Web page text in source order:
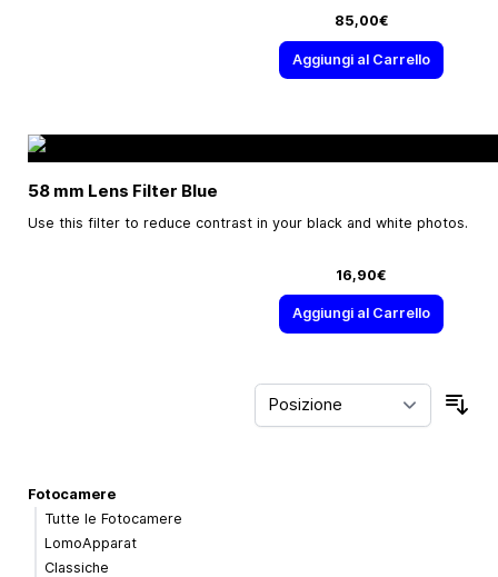
85,00€
Aggiungi al Carrello
58 mm Lens Filter Blue
Use this filter to reduce contrast in your black and white photos.
16,90€
Aggiungi al Carrello
Fotocamere
Tutte le Fotocamere
LomoApparat
Classiche